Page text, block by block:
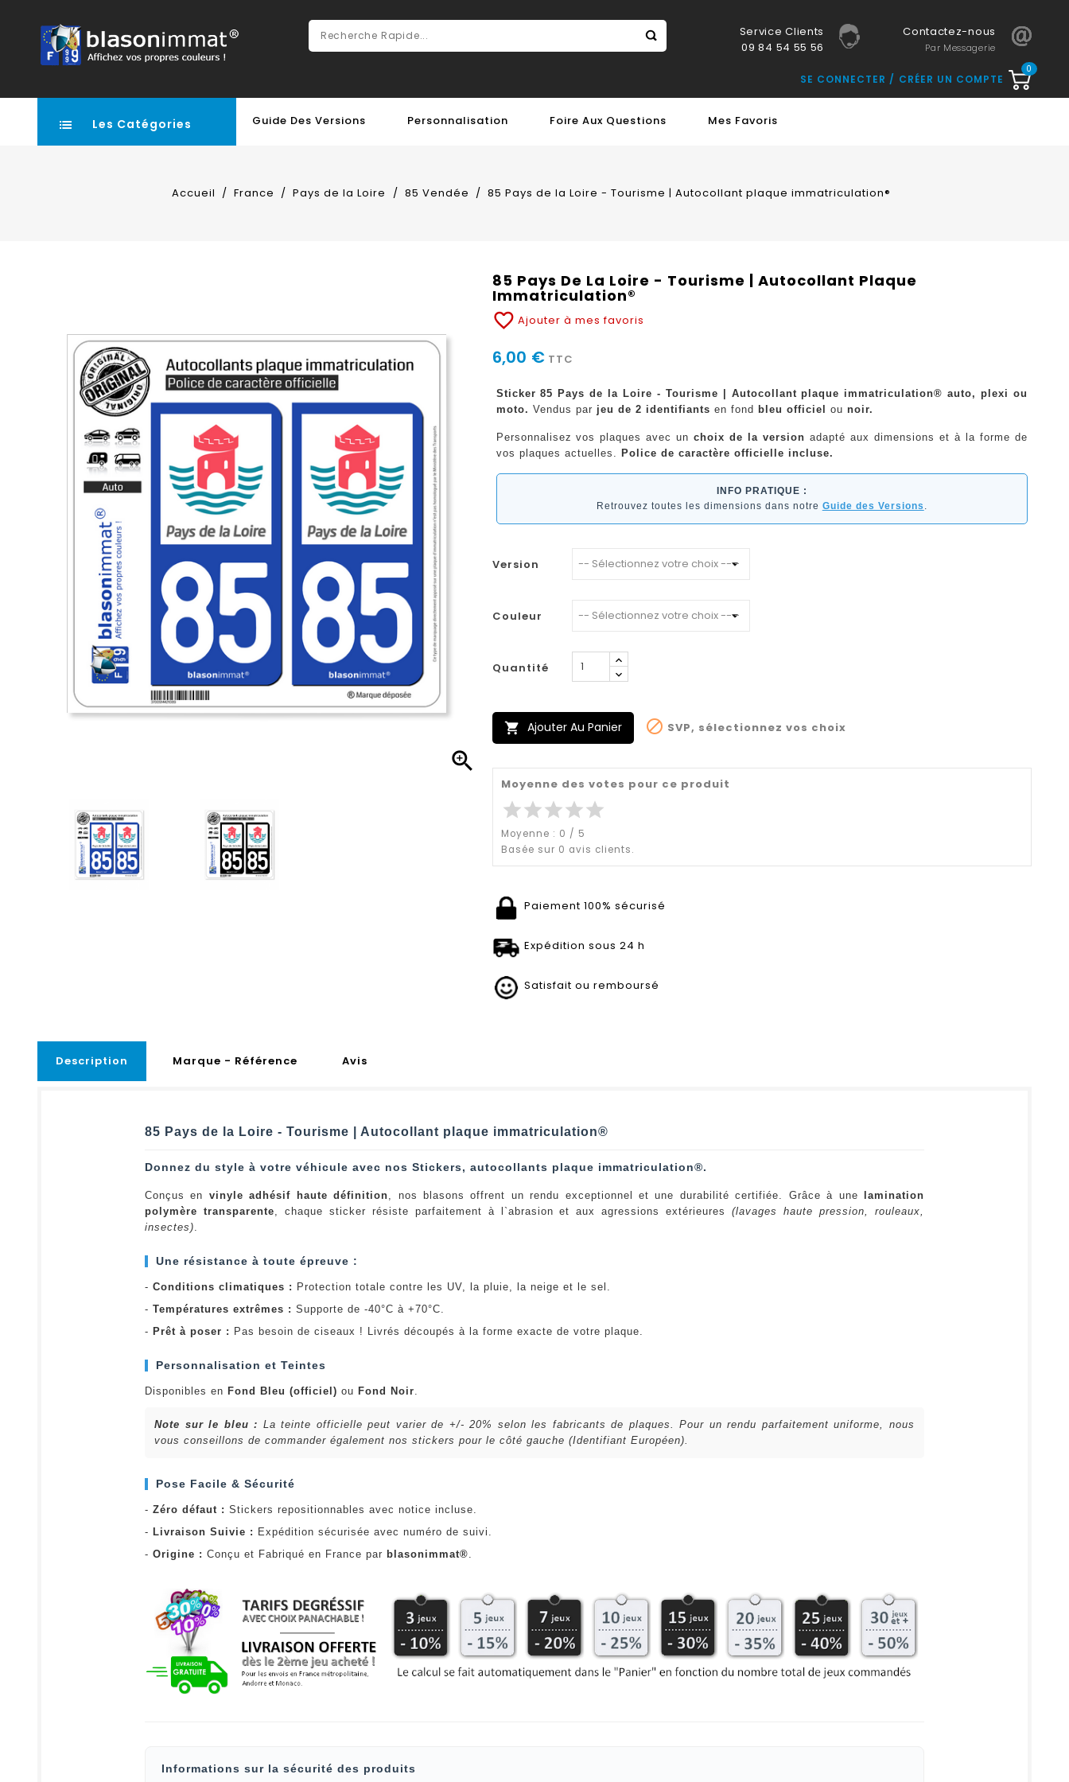
Service Clients
09 84 54 55 56
Contactez-nous
Par Messagerie
0
SE CONNECTER CRÉER UN COMPTE
Les Catégories Guide Des Versions Personnalisation Foire Aux Questions Mes Favoris
Accueil France Pays de la Loire 85 Vendée 85 Pays de la Loire - Tourisme | Autocollant plaque immatriculation®

85 Pays De La Loire - Tourisme | Autocollant Plaque
Immatriculation®
favorite_border Ajouter à mes favoris
6,00 € TTC
Sticker 85 Pays de la Loire - Tourisme | Autocollant plaque immatriculation® auto, plexi ou
moto. Vendus par jeu de 2 identifiants en fond bleu officiel ou noir.
Personnalisez vos plaques avec unchoix de la version adapté aux dimensions et à la forme de
vos plaques actuelles.
Police de caractère officielle incluse.
INFO PRATIQUE :
Retrouvez toutes les dimensions dans notre Guide des Versions
Version
Couleur
Quantité
 Ajouter Au Panier  SVP, sélectionnez vos choix
Moyenne des votes pour ce produit
starstarstarstarstar
Moyenne : 0 / 5
Basée sur 0 avis clients.
Paiement 100% sécurisé
Expédition sous 24 h
Satisfait ou remboursé
Description Marque - Référence Avis
85 Pays de la Loire - Tourisme | Autocollant plaque immatriculation®
Donnez du style à votre véhicule avec nos Stickers, autocollants plaque immatriculation®.
Conçus en vinyle adhésif haute définition , nos blasons offrent un rendu exceptionnel et une durabilité certifiée. Grâce à une
lamination
polymère transparente , chaque sticker résiste parfaitement à l`abrasion et aux agressions extérieures(lavages haute pression, rouleaux,
insectes)
Une résistance à toute épreuve :
- Conditions climatiques : Protection totale contre les UV, la pluie, la neige et le sel.
- Températures extrêmes : Supporte de -40°C à +70°C.
- Prêt à poser : Pas besoin de ciseaux ! Livrés découpés à la forme exacte de votre plaque.
Personnalisation et Teintes
Disponibles en Fond Bleu (officiel) ou Fond Noir
Note sur le bleu : La teinte officielle peut varier de +/- 20% selon les fabricants de plaques. Pour un rendu parfaitement uniforme, nous
vous conseillons de commander également nos stickers pour le côté gauche (Identifiant Européen).
Pose Facile & Sécurité
- Zéro défaut : Stickers repositionnables avec notice incluse.
- Livraison Suivie : Expédition sécurisée avec numéro de suivi.
- Origine : Conçu et Fabriqué en France par blasonimmat®
Informations sur la sécurité des produits